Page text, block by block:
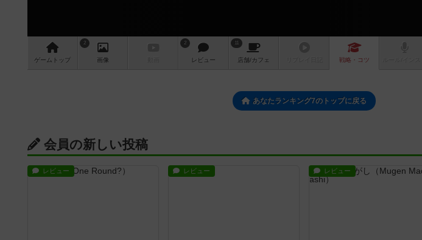
ゲーム トップ
2
画像
2
レビュー
11
店舗/カフェ 戦略 ・コツ
あなたランキング7のトップに戻る
会員の新しい投稿
レビュー レビュー レビュー